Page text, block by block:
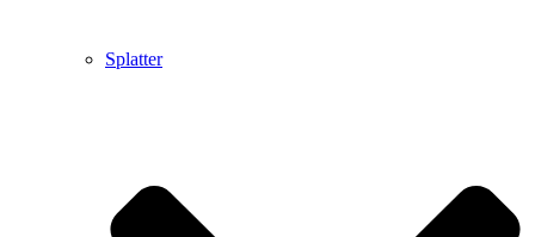
Splatter